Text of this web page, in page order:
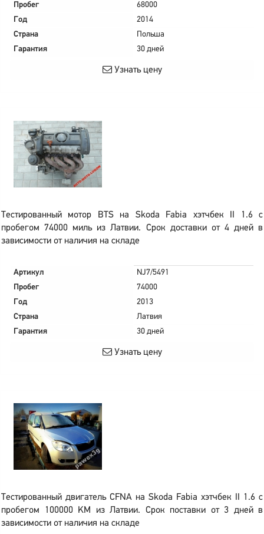
Пробег
68000
Год
2014
Страна
Польша
Гарантия
30 дней
Узнать цену
Тестированный мотор BTS на Skoda Fabia хэтчбек II 1.6 с
пробегом 74000 миль из Латвии. Срок доставки от 4 дней в
зависимости от наличия на складе
Артикул
NJ7/5491
Пробег
74000
Год
2013
Страна
Латвия
Гарантия
30 дней
Узнать цену
Тестированный двигатель CFNA на Skoda Fabia хэтчбек II 1.6 с
пробегом 100000 KM из Латвии. Срок поставки от 3 дней в
зависимости от наличия на складе